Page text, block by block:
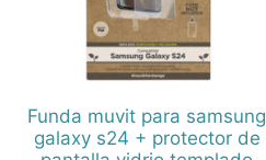
Funda muvit para samsung
galaxy s24 + protector de